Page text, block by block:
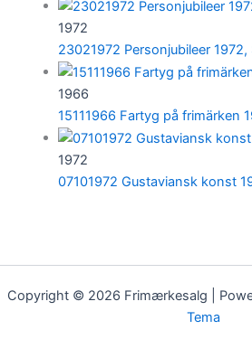
1972
23021972 Personjubileer
1966
15111966 Fartyg på frimärken
1972
07101972 Gustaviansk konst
Copyright © 2026 Frimærkesalg |
Tema